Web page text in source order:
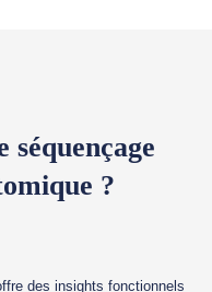
?
des insights fonctionnels